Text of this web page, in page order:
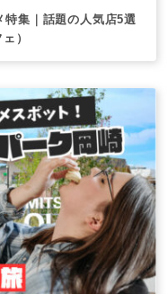
特集｜話題の人気店5選
）